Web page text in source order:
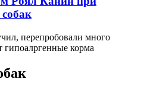
перепробовали много
гипоалргенные корма